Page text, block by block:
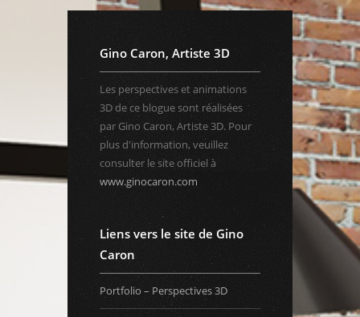
Gino Caron, Artiste 3D
Les perspectives et animations
3D de ce blogue sont réalisées
par Gino Caron, Artiste 3D. Pour
plus d'information, veuillez
consulter le site officiel à
www.ginocaron.com
Liens vers le site de Gino
Caron
Portfolio – Perspectives 3D